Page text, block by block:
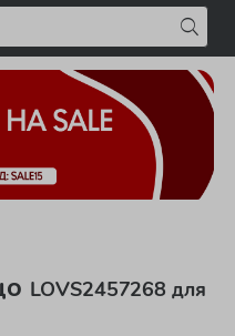
LOVS2457268 для